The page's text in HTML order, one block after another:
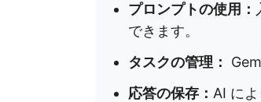
プロンプトの使用：
できます。
タスクの管理：
応答の保存： AI に